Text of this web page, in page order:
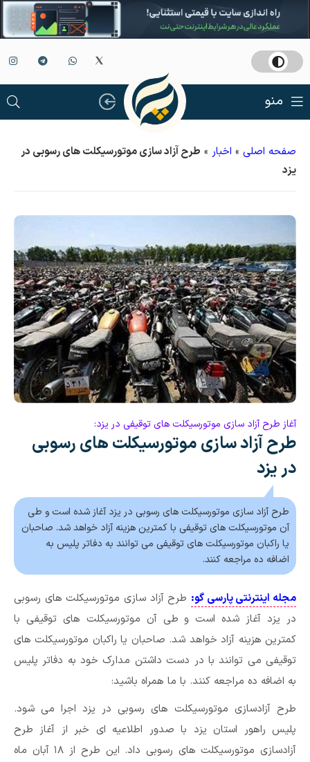
منو
صفحه اصلی » اخبار » طرح آزاد سازی موتورسیکلت های رسوبی در
یزد
آغاز طرح آزاد سازی موتورسیکلت های توقیفی در یزد:
طرح آزاد سازی موتورسیکلت های رسوبی
در یزد
طرح آزاد سازی موتورسیکلت های رسوبی در یزد آغاز شده است و طی
آن موتورسیکلت های توقیفی با کمترین هزینه آزاد خواهد شد. صاحبان
یا راکبان موتورسیکلت های توقیفی می توانند به دفاتر پلیس به
اضافه ده مراجعه کنند.
مجله اینترنتی پارسی گو: طرح آزاد سازی موتورسیکلت های رسوبی
در یزد آغاز شده است و طی آن موتورسیکلت های توقیفی با
کمترین هزینه آزاد خواهد شد. صاحبان یا راکبان موتورسیکلت های
توقیفی می توانند با در دست داشتن مدارک خود به دفاتر پلیس
به اضافه ده مراجعه کنند. با ما همراه باشید:
طرح آزادسازی موتورسیکلت های رسوبی در یزد اجرا می شود.
پلیس راهور استان یزد با صدور اطلاعیه ای خبر از آغاز طرح
آزادسازی موتورسیکلت های رسوبی داد. این طرح از ۱۸ آبان ماه